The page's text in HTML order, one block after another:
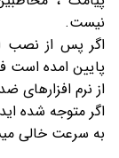
نیست.
اگر پس از نصب
پایین امده است
از نرم افزارهای
اگر متوجه شده
به سرعت خالی